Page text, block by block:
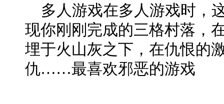
多人游戏在多人游戏时，
现你刚刚完成的三格村落，
埋于火山灰之下，在仇恨的
仇……最喜欢邪恶的游戏